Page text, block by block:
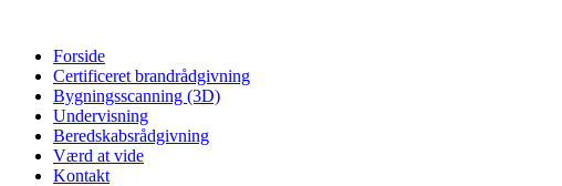
contentForside
Certificeret brandrådgivning
Bygningsscanning (3D)
Undervisning
Beredskabsrådgivning
Værd at vide
Kontakt